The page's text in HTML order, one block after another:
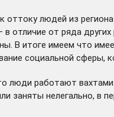
людей из
в отличие от ряда
В итоге имеем что
социальной сферы,
люди работают
заняты нелегально, в